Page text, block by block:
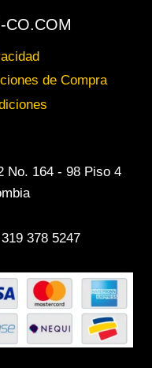
CO.COM
de Compra
No. 164 - 98 Piso 4
378 5247